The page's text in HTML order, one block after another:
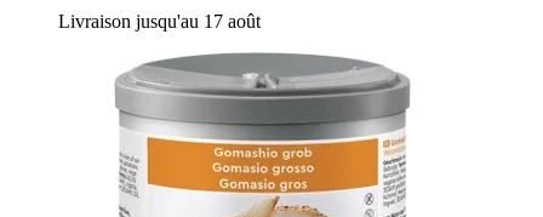
Livraison jusqu'au 17 août